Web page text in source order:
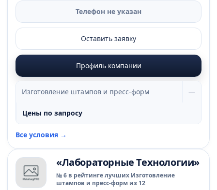
Телефон не указан
Оставить заявку
Профиль компании
Изготовление штампов и пресс-форм —
Цены по запросу
Все условия →
«Лабораторные Технологии»
№ 6 в рейтинге лучших Изготовление
штампов и пресс-форм из 12